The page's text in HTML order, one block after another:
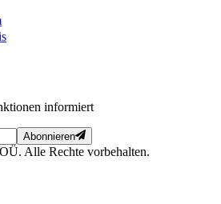
informiert
Abonnieren
Alle Rechte vorbehalten.